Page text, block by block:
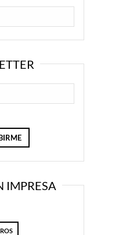
IMPRESA